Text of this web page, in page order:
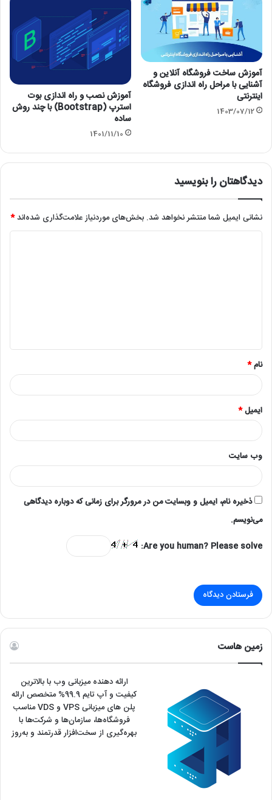
آموزش ساخت فروشگاه آنلاین و
آشنایی با مراحل راه اندازی فروشگاه
اینترنتی
1403/07/12
آموزش نصب و راه اندازی بوت
استرپ (Bootstrap) با چند روش
ساده
1401/11/10
دیدگاهتان را بنویسید
نشانی ایمیل شما منتشر نخواهد شد. بخش‌های موردنیاز علامت‌گذاری شده‌اند*
*
نام*
ایمیل*
وب‌ سایت
ذخیره نام، ایمیل و وبسایت من در مرورگر برای زمانی که دوباره دیدگاهی
می‌نویسم.
Are you human? Please solve:
زمین هاست
ارائه دهنده میزبانی وب با بالاترین
کیفیت و آپ تایم 99.9% متخصص ارائه
پلن های میزبانی VPS و VDS مناسب
فروشگاه‌ها، سازمان‌ها و شرکت‌ها با
بهره‌گیری از سخت‌افزار قدرتمند و به‌روز